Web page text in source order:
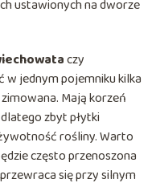
ustawionych na dworze
czy
w jednym pojemniku kilka
Mają korzeń
zbyt płytki
rośliny. Warto
często przenoszona
się przy silnym